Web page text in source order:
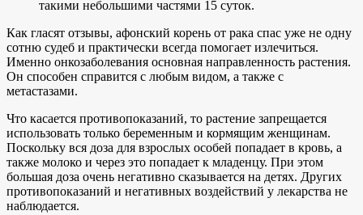
такими небольшими частями 15 суток.
Как гласят отзывы, афонский корень от рака спас уже не одну
сотню судеб и практически всегда помогает излечиться.
Именно онкозаболевания основная направленность растения.
Он способен справится с любым видом, а также с
метастазами.
Что касается противопоказаний, то растение запрещается
использовать только беременным и кормящим женщинам.
Поскольку вся доза для взрослых особей попадает в кровь, а
также молоко и через это попадает к младенцу. При этом
большая доза очень негативно сказывается на детях. Других
противопоказаний и негативных воздействий у лекарства не
наблюдается.